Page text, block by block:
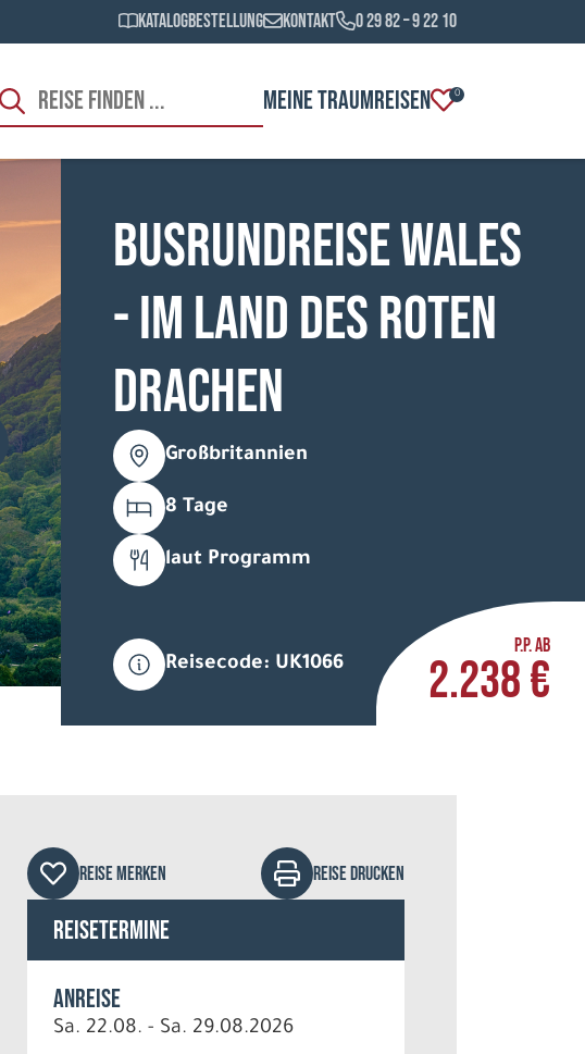
Katalogbestellung Kontakt 0 29 82 – 9 22 10
MEINE TRAUMREISEN 0
©Nicky Rhodes - stock.adobe.com
Busrundreise Wales
- Im Land des roten
Drachen
Großbritannien
8 Tage
laut Programm
Reisecode: UK1066
P.P. AB
2.238 €
REISE MERKEN REISE DRUCKEN
Reisetermine
Anreise
Sa. 22.08. - Sa. 29.08.2026